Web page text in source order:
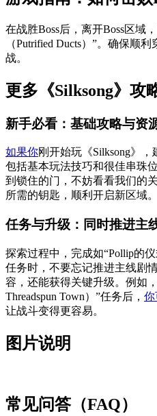
在战胜Boss后，离开Boss区域
（Putrified Ducts）”。确保顺
战。
更多《Silksong》攻
新手必看：基础攻略与资
如果你刚开始玩《Silksong》
包括基本玩法技巧和很佳串珠
到锁住的门，不妨看看我们的
所需的钥匙，顺利开启新区域。
任务与升级：同时推进主
探索过程中，完成如“Pollip的
任务时，不要忘记推进主线剧
容，还能获得关键升级。例如
Threadspun Town）”任务后， 你
让战斗变得更容易。
图片说明
常见问答（FAQ）